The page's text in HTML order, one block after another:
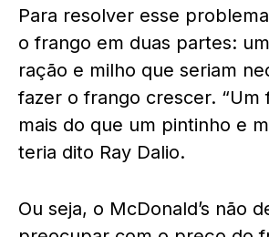
Para resolver esse
o frango em duas partes:
ração e milho que seriam
fazer o frango crescer. “Um
mais do que um pintinho e
teria dito Ray Dalio.
Ou seja, o McDonald’s não